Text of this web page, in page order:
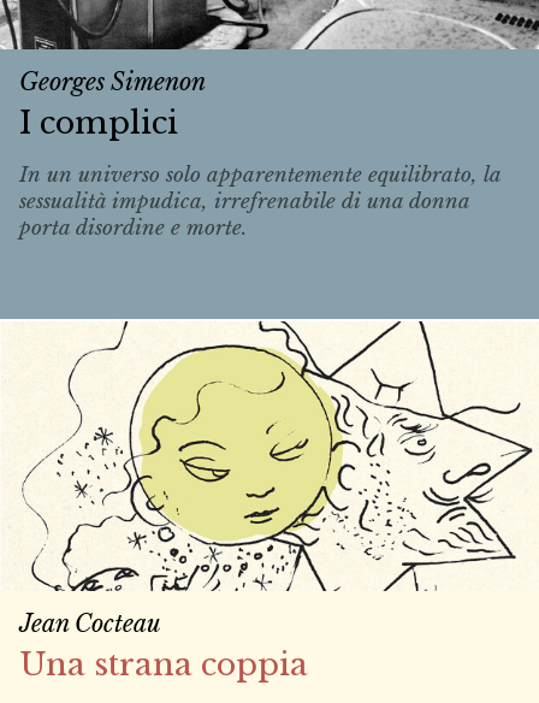
Georges Simenon
I complici
In un universo solo apparentemente equilibrato, la
sessualità impudica, irrefrenabile di una donna
porta disordine e morte.
Jean Cocteau
Una strana coppia